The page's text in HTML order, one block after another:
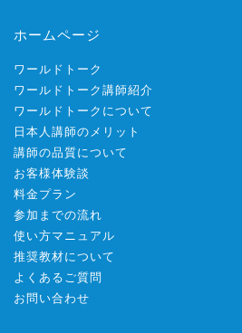
ホームページ
ワールドトーク
ワールドトーク講師紹介
ワールドトークについて
日本人講師のメリット
講師の品質について
お客様体験談
料金プラン
参加までの流れ
使い方マニュアル
推奨教材について
よくあるご質問
お問い合わせ